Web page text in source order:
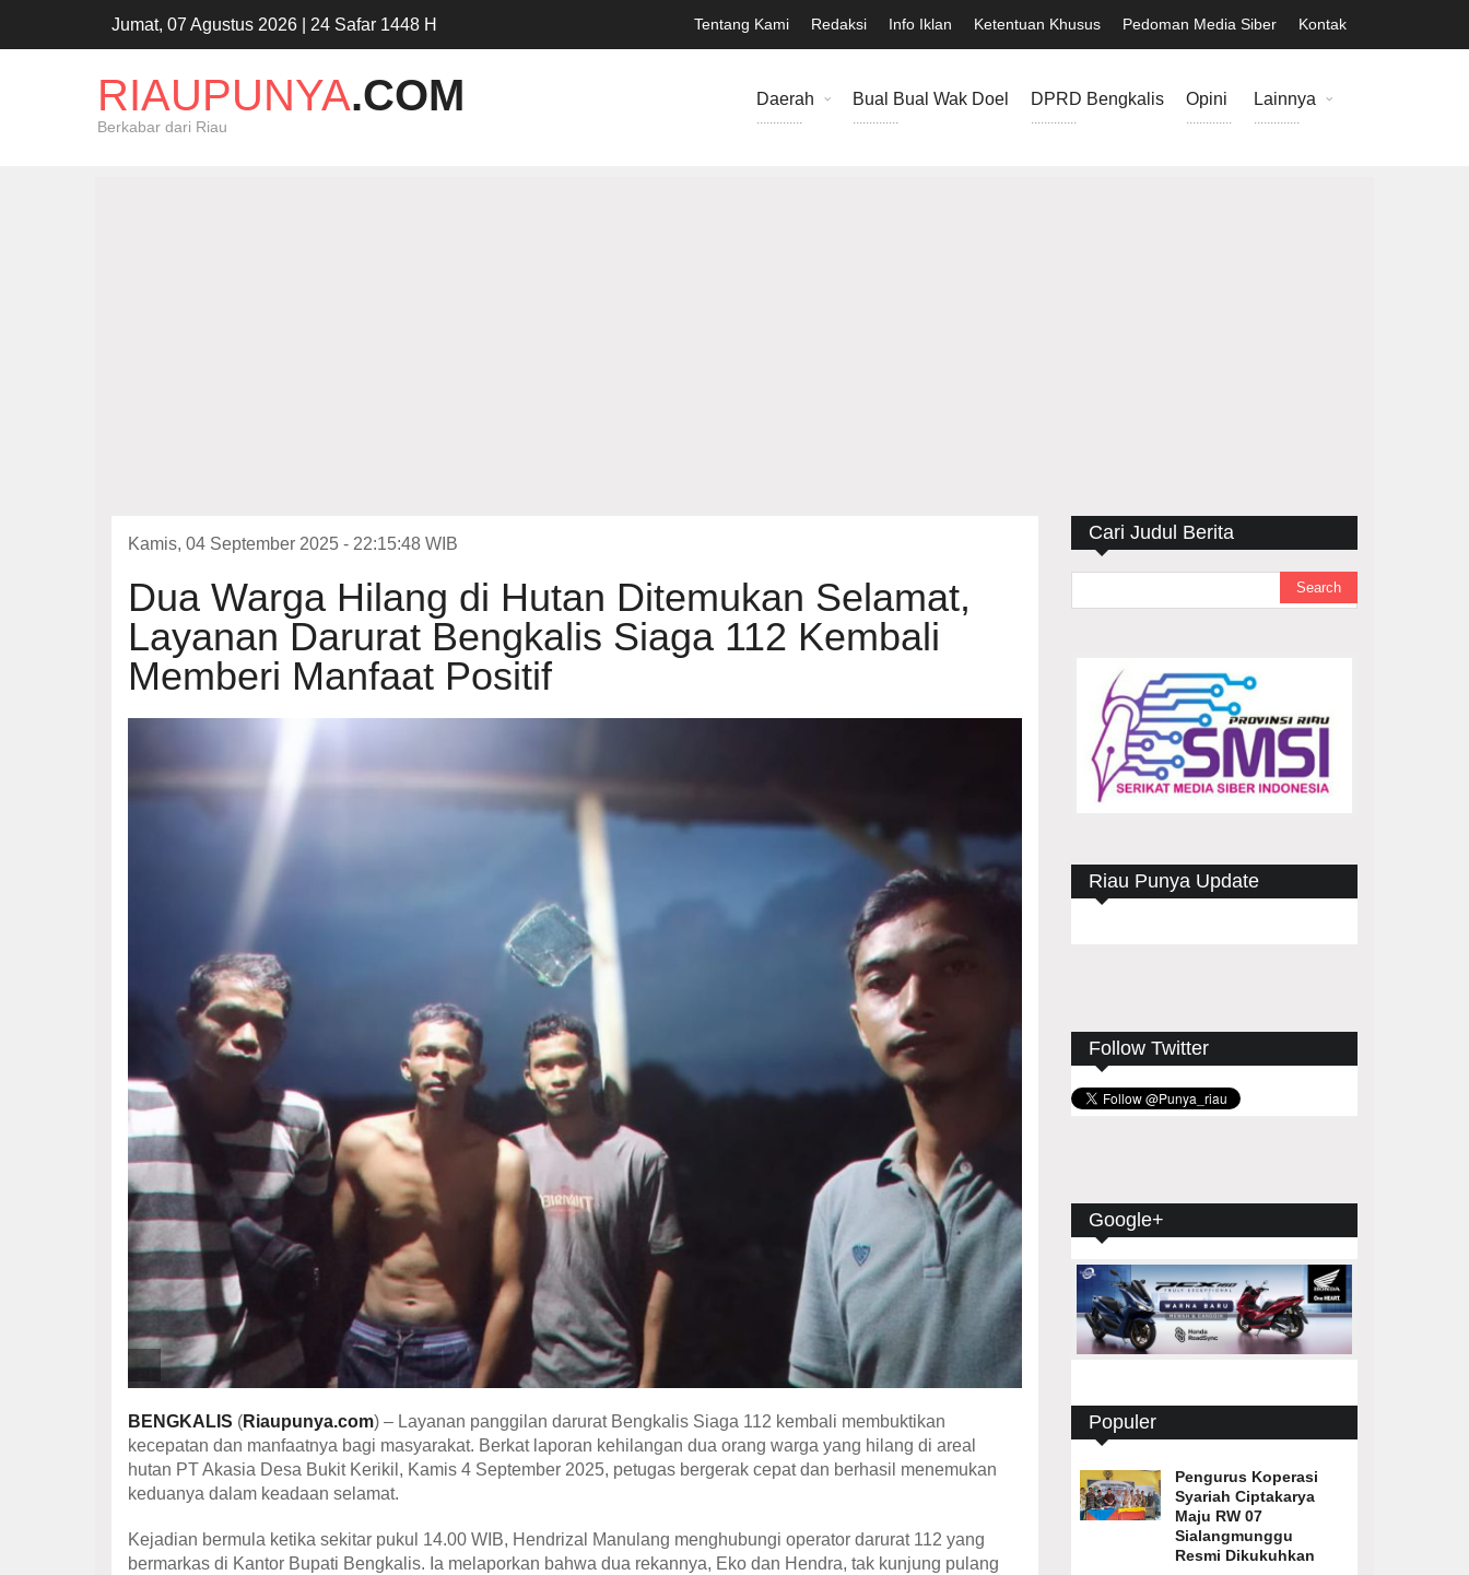
Jumat, 07 Agustus 2026 | 24 Safar 1448 H Tentang Kami Redaksi Info Iklan Ketentuan Khusus Pedoman Media Siber Kontak
RIAUPUNYA.COM
Berkabar dari Riau
Daerah
..............
Bual Bual Wak Doel
..............
DPRD Bengkalis
..............
Opini
..............
Lainnya
..............
Kamis, 04 September 2025 - 22:15:48 WIB
Dua Warga Hilang di Hutan Ditemukan Selamat,
Layanan Darurat Bengkalis Siaga 112 Kembali
Memberi Manfaat Positif
BENGKALIS (Riaupunya.com) – Layanan panggilan darurat Bengkalis Siaga 112 kembali membuktikan
kecepatan dan manfaatnya bagi masyarakat. Berkat laporan kehilangan dua orang warga yang hilang di areal
hutan PT Akasia Desa Bukit Kerikil, Kamis 4 September 2025, petugas bergerak cepat dan berhasil menemukan
keduanya dalam keadaan selamat.
Kejadian bermula ketika sekitar pukul 14.00 WIB, Hendrizal Manulang menghubungi operator darurat 112 yang
bermarkas di Kantor Bupati Bengkalis. Ia melaporkan bahwa dua rekannya, Eko dan Hendra, tak kunjung pulang
Cari Judul Berita
Riau Punya Update
Follow Twitter
Google+
Populer
Pengurus Koperasi
Syariah Ciptakarya
Maju RW 07
Sialangmunggu
Resmi Dikukuhkan